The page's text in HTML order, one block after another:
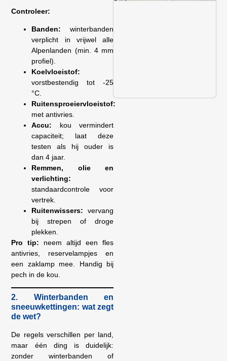
Controleer:
Banden: winterbanden
verplicht in vrijwel alle
Alpenlanden (min. 4 mm
profiel).
Koelvloeistof:
vorstbestendig tot -25
°C.
Ruitensproeiervloeistof:
met antivries.
Accu: kou vermindert
capaciteit; laat deze
testen als hij ouder is
dan 4 jaar.
Remmen, olie en
verlichting:
standaardcontrole voor
vertrek.
Ruitenwissers: vervang
bij strepen of droge
plekken.
Pro tip: neem altijd een fles
antivries, reservelampjes en
een zaklamp mee. Handig bij
pech in de kou.
2. Winterbanden en
sneeuwkettingen: wat zegt
de wet?
De regels verschillen per land,
maar één ding is duidelijk:
zonder winterbanden of